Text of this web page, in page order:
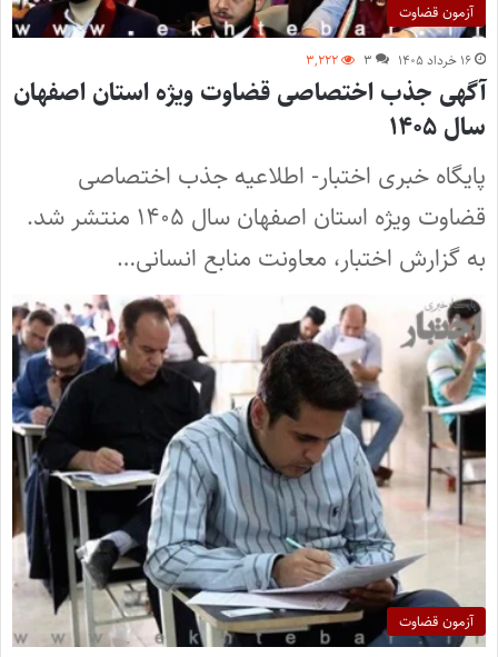
آزمون قضاوت
۱۶ خرداد ۱۴۰۵ ۳ ۳,۲۲۲
آگهی جذب اختصاصی قضاوت ویژه استان اصفهان
سال ۱۴۰۵
پایگاه خبری اختبار- اطلاعیه جذب اختصاصی
قضاوت ویژه استان اصفهان سال ۱۴۰۵ منتشر شد.
به گزارش اختبار، معاونت منابع انسانی…
آزمون قضاوت